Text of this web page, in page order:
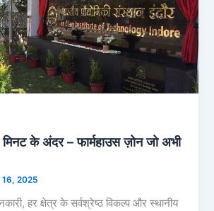
के अंदर – फार्महाउस ज़ोन जो अभी
16, 2025
हर क्षेत्र के सर्वश्रेष्ठ विकल्प और स्थानीय